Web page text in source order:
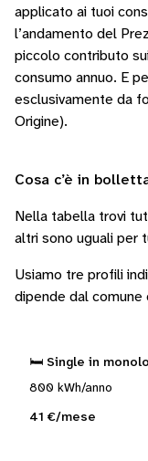
applicato ai tuoi
l’andamento del
piccolo contributo
consumo annuo. E
esclusivamente da
Origine).
Cosa c’è in
Nella tabella trovi
altri sono uguali per
Usiamo tre profili
dipende dal comune
🛏️ Single in
800 kWh/anno
41 €/mese